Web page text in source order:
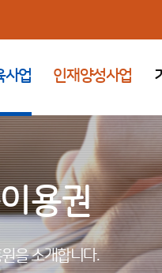
사업 인재양성사업
용권
을 소개합니다.